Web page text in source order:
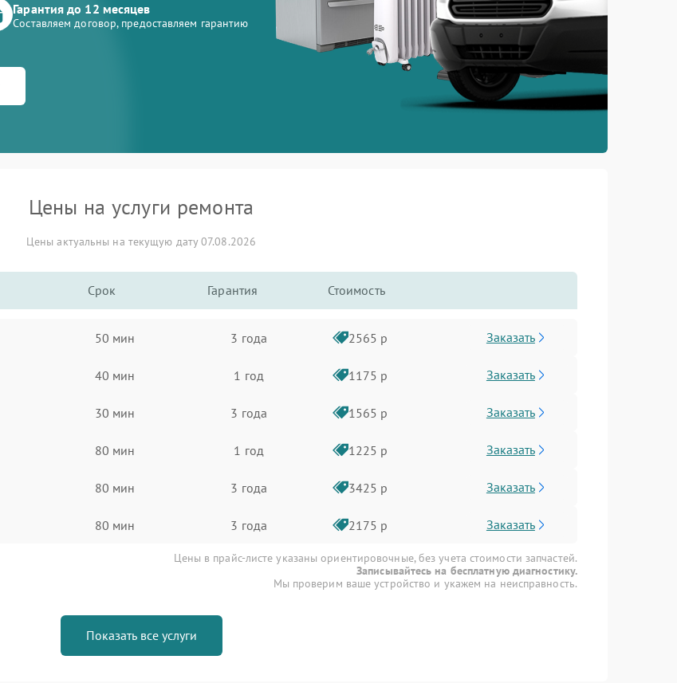
Гарантия до 12 месяцев
Составляем договор, предоставляем гарантию
Цены на услуги ремонта
Цены актуальны на текущую дату 07.08.2026
Срок Гарантия Стоимость
50 мин 3 года 2565 р Заказать
40 мин 1 год 1175 р Заказать
30 мин 3 года 1565 р Заказать
80 мин 1 год 1225 р Заказать
80 мин 3 года 3425 р Заказать
80 мин 3 года 2175 р Заказать
Цены в прайс-листе указаны ориентировочные, без учета стоимости запчастей.
Записывайтесь на бесплатную диагностику.
Мы проверим ваше устройство и укажем на неисправность.
Показать все услуги